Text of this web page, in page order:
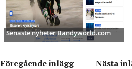
Senaste nyheter Bandyworld.com
Föregående inlägg Nästa